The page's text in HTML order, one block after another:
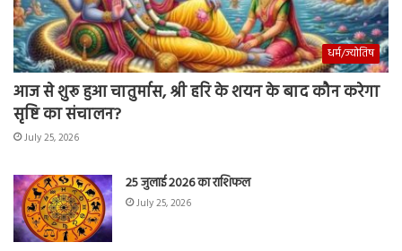
धर्म/ज्योतिष
आज से शुरू हुआ चातुर्मास, श्री हरि के शयन के बाद कौन करेगा
सृष्टि का संचालन?
July 25, 2026
25 जुलाई 2026 का राशिफल
July 25, 2026